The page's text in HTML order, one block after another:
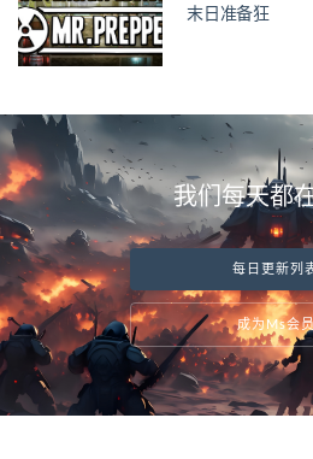
末日准备狂
我们每天都
每日更新列
成为Ms会